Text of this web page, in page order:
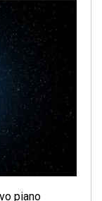
piano